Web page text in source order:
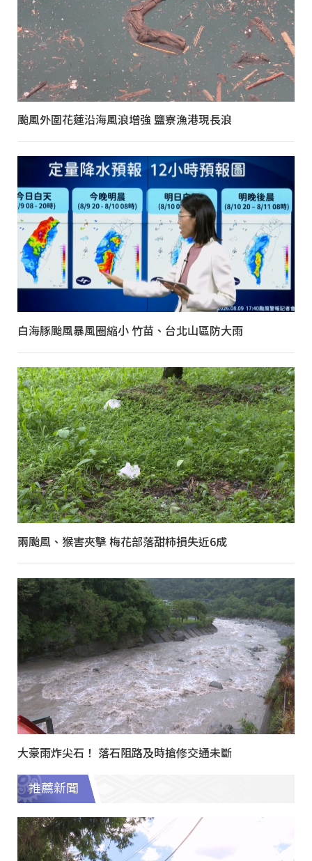
颱風外圍花蓮沿海風浪增強 鹽寮漁港現長浪
白海豚颱風暴風圈縮小 竹苗、台北山區防大雨
兩颱風、猴害夾擊 梅花部落甜柿損失近6成
大豪雨炸尖石！ 落石阻路及時搶修交通未斷
推薦新聞